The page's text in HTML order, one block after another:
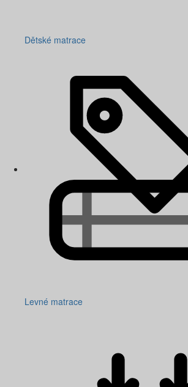
Dětské matrace
Levné matrace